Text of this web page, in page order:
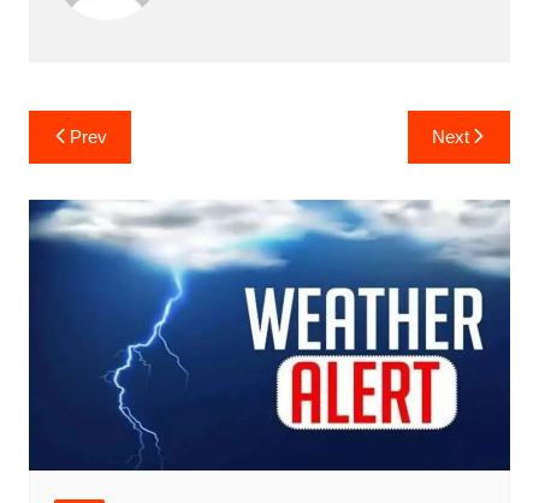
Post
navigation
Prev Next